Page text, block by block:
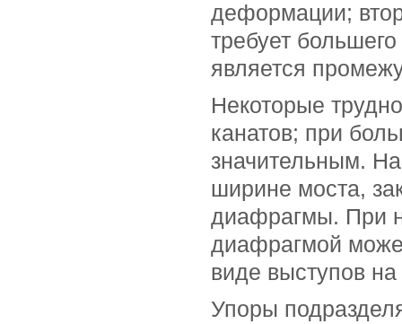
деформации;
требует
является
Некоторые
канатов; при
значительным.
ширине моста,
диафрагмы. При
диафрагмой
виде выступов
Упоры